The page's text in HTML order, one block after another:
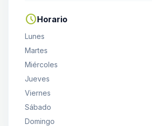
scheduleHorario
Lunes
Martes
Miércoles
Jueves
Viernes
Sábado
Domingo